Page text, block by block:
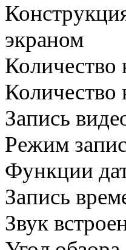
экраном
Количество
Количество
Запись
Режим
Функции
Запись
Звук